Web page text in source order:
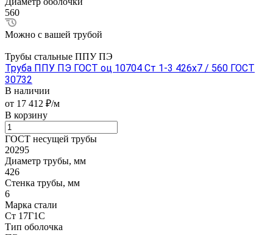
560
Можно с вашей трубой
Трубы стальные ППУ ПЭ
Труба ППУ ПЭ ГОСТ оц 10704 Ст 1-3 426x7 / 560 ГОСТ
30732
В наличии
от 17 412 ₽/м
В корзину
ГОСТ несущей трубы
20295
Диаметр трубы, мм
426
Стенка трубы, мм
6
Марка стали
Ст 17Г1С
Тип оболочка